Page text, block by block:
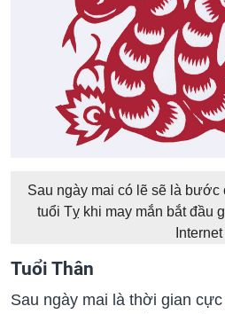
Sau ngày mai có lẽ sẽ là bước
tuổi Tỵ khi may mắn bắt đầu
Internet
Tuổi Thân
Sau ngày mai là thời gian